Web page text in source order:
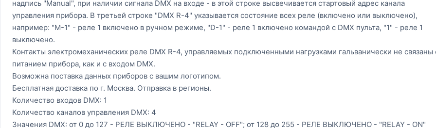
надпись "Manual", при наличии сигнала DMX на входе - в этой строке высвечивается стартовый адрес канала
управления прибора. В третьей строке "DMX R-4" указывается состояние всех реле (включено или выключено),
например: "М-1" - реле 1 включено в ручном режиме, "D-1" - реле 1 включено командой с DMX пульта, "1" - реле 1
выключено.
​Контакты электромеханических реле DMX R-4, управляемых подключенными нагрузками гальванически не связаны
питанием прибора, как и с входом DMX.
Возможна поставка данных приборов с вашим логотипом.
Бесплатная доставка по г. Москва. Отправка в регионы.
Количество входов DMX: 1
Количество каналов управления DMX: 4
Значения DMX: от 0 до 127 - РЕЛЕ ВЫКЛЮЧЕНО - "RELAY - OFF"; от 128 до 255 - РЕЛЕ ВЫКЛЮЧЕНО - "RELAY - ON"